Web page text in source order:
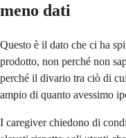
meno dati
Questo è il dato che ci ha
prodotto, non perché non
perché il divario tra ciò di
ampio di quanto avessimo
I caregiver chiedono di